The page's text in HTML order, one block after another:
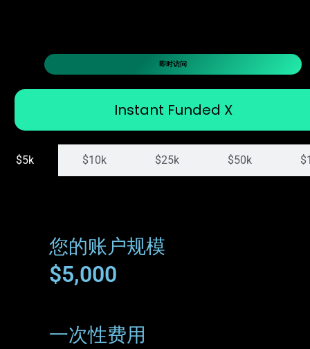
即时访问
Instant Funded X
$5k $10k $25k $50k
您的账户规模
$5,000
一次性费用